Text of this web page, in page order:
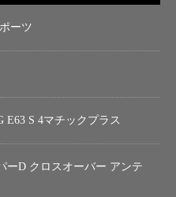
ーツ
S 4マチックプラス
D クロスオーバー アンテ